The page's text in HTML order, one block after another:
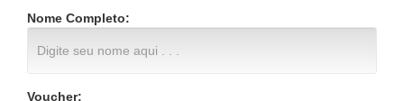
Nome Completo:
Voucher: